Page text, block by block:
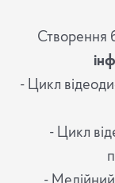
Створення
- Цикл
- Цикл